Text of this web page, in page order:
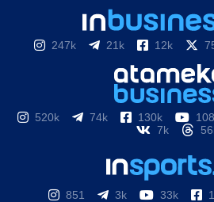
247k 21k 12k
520k 74k 130k
7k
851 3k 33k